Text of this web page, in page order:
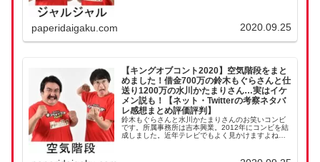
paperidaigaku.com 2020.09.25
【キングオブコント2020】空気階段をまと
めました！借金700万の鈴木もぐらさんと仕
送り1200万の水川かたまりさん…実はイケ
メン説も！【ネット・Twitterの考察ネタバ
レ感想まとめ評価評判】
鈴木もぐらさんと水川かたまりさんのお笑いコンビ
です。所属事務所は吉本興業。2012年にコンビを結
成しました。近年テレビでもよく見かけますよね。